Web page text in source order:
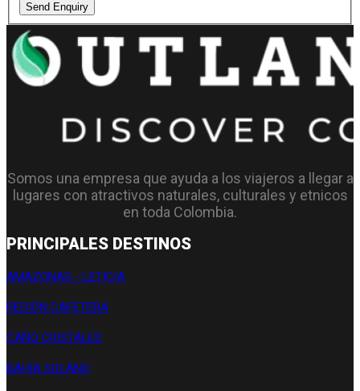
Send Enquiry
Somos una empresa que ayuda a los viajeros a llegar a
lugares con atractivos naturales, culturales y etnicos
en toda Colombia.
PRINCIPALES DESTINOS
AMAZONAS - LETICIA
REGIÓN CAFETERA
CAÑO CRISTALES
BAHÍA SOLANO